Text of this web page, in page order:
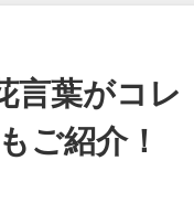
言葉がコレ
ご紹介！